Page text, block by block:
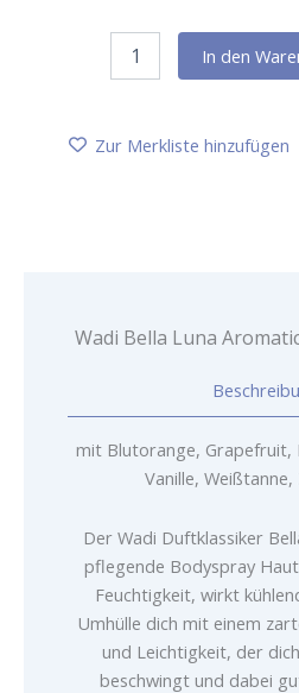
Bodyspray,
In den
Zur Merkliste hinzufügen
Wadi Bella Luna
mit Blutorange, Grapefruit,
Vanille,
Der Wadi Duftklassiker
pflegende Bodyspray
Feuchtigkeit, wirkt
Umhülle dich mit einem
und Leichtigkeit, der
beschwingt und dabei